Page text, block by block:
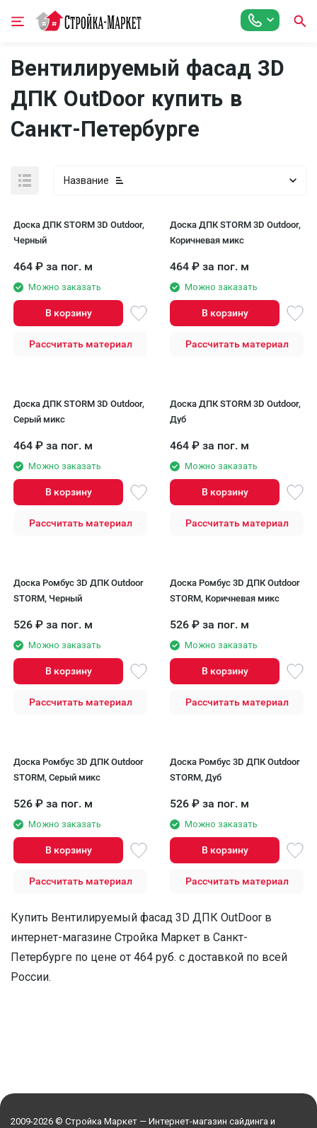
Вентилируемый фасад 3D
ДПК OutDoor купить в
Санкт-Петербурге
Название
Доска ДПК STORM 3D Outdoor,
Черный
464 ₽ за пог. м
Можно заказать
В корзину
Рассчитать материал
Доска ДПК STORM 3D Outdoor,
Коричневая микс
464 ₽ за пог. м
Можно заказать
В корзину
Рассчитать материал
Доска ДПК STORM 3D Outdoor,
Серый микс
464 ₽ за пог. м
Можно заказать
В корзину
Рассчитать материал
Доска ДПК STORM 3D Outdoor,
Дуб
464 ₽ за пог. м
Можно заказать
В корзину
Рассчитать материал
Доска Ромбус 3D ДПК Outdoor
STORM, Черный
526 ₽ за пог. м
Можно заказать
В корзину
Рассчитать материал
Доска Ромбус 3D ДПК Outdoor
STORM, Коричневая микс
526 ₽ за пог. м
Можно заказать
В корзину
Рассчитать материал
Доска Ромбус 3D ДПК Outdoor
STORM, Серый микс
526 ₽ за пог. м
Можно заказать
В корзину
Рассчитать материал
Доска Ромбус 3D ДПК Outdoor
STORM, Дуб
526 ₽ за пог. м
Можно заказать
В корзину
Рассчитать материал
Купить Вентилируемый фасад 3D ДПК OutDoor в
интернет-магазине Стройка Маркет в Санкт-
Петербурге по цене от 464 руб. с доставкой по всей
России.
2009-2026 © Стройка Маркет — Интернет-магазин сайдинга и